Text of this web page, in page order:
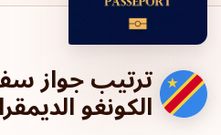
ترتيب جواز
الكونغو